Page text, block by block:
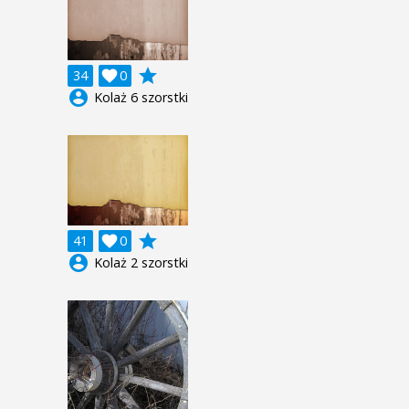
34 0

grade
account_circle Kolaż 6 szorstki
41 0

grade
account_circle Kolaż 2 szorstki